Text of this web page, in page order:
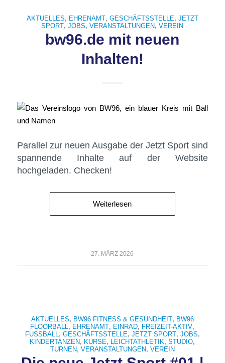
AKTUELLES, EHRENAMT, GESCHÄFTSSTELLE, JETZT
SPORT,JOBS,VERANSTALTUNGEN,VEREIN
bw96.de mit neuen
Inhalten!
Parallel zur neuen Ausgabe der Jetzt Sport sind
spannende Inhalte auf der Website
hochgeladen. Checken!
Weiterlesen
27. MÄRZ 2026
AKTUELLES, BW96 FITNESS & GESUNDHEIT, BW96
FLOORBALL, EHRENAMT, EINRAD, FREIZEIT-AKTIV,
FUSSBALL , GESCHÄFTSSTELLE, JETZT SPORT, JOBS,
KINDERTANZEN, KURSE, LEICHTATHLETIK,STUDIO,
TURNEN, VERANSTALTUNGEN, VEREIN